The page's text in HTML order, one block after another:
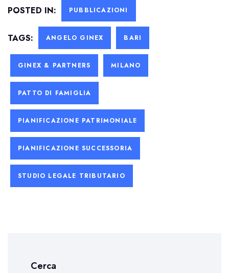
POSTED IN: PUBBLICAZIONI
TAGS: ANGELO GINEX BARI
GINEX & PARTNERS MILANO
PATTO DI FAMIGLIA
PIANIFICAZIONE PATRIMONIALE
PIANIFICAZIONE SUCCESSORIA
STUDIO LEGALE TRIBUTARIO
Cerca